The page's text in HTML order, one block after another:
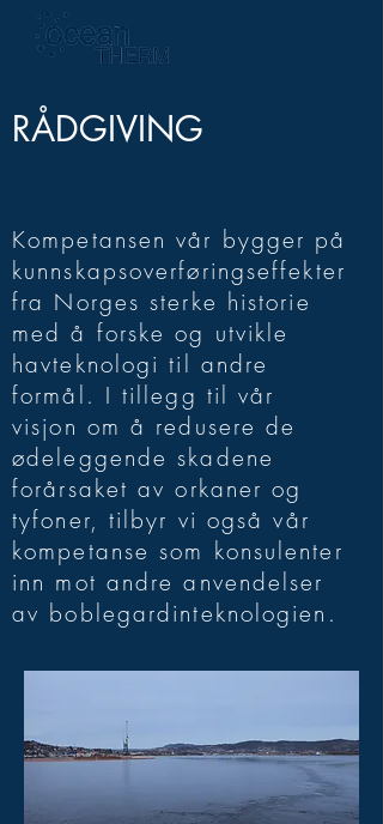
RÅDGIVING
Kompetansen vår bygger på
kunnskapsoverføringseffekter
fra Norges sterke historie
med å forske og utvikle
havteknologi til andre
formål. I tillegg til vår
visjon om å redusere de
ødeleggende skadene
forårsaket av orkaner og
tyfoner, tilbyr vi også vår
kompetanse som konsulenter
inn mot andre anvendelser
av boblegardinteknologien.